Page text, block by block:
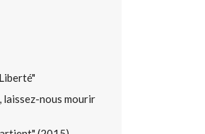
laissez-nous mourir